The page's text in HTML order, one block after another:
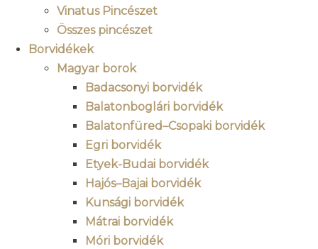
Vinatus Pincészet
Összes pincészet
Borvidékek
Magyar borok
Badacsonyi borvidék
Balatonboglári borvidék
Balatonfüred–Csopaki borvidék
Egri borvidék
Etyek-Budai borvidék
Hajós–Bajai borvidék
Kunsági borvidék
Mátrai borvidék
Móri borvidék